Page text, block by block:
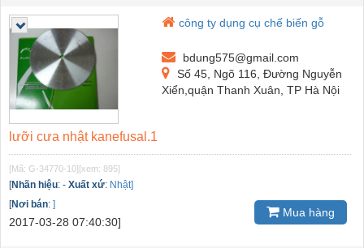
công ty dụng cụ chế biến gỗ
bdung575@gmail.com
Số 45, Ngõ 116, Đường Nguyễn
Xiển,quận Thanh Xuân, TP Hà Nội
lưỡi cưa nhật kanefusal.1
[Mã: G-34770-10][xem: 895]
[Nhãn hiệu: - Xuất xứ: Nhật]
[Nơi bán: ]
2017-03-28 07:40:30]
Mua hàng